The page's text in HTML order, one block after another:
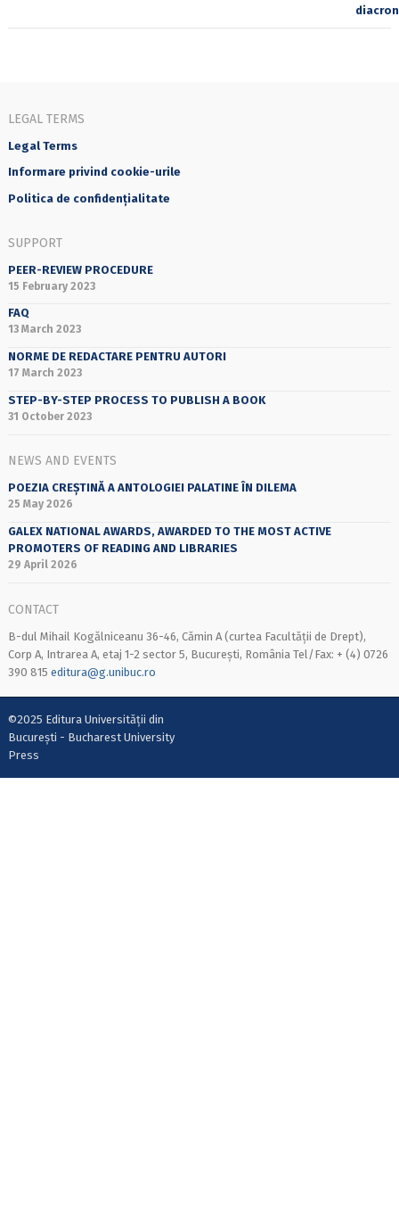
LEGAL TERMS
Legal Terms
Informare privind cookie-urile
Politica de confidențialitate
SUPPORT
PEER-REVIEW PROCEDURE
15 February 2023
FAQ
13 March 2023
NORME DE REDACTARE PENTRU AUTORI
17 March 2023
STEP-BY-STEP PROCESS TO PUBLISH A BOOK
31 October 2023
NEWS AND EVENTS
POEZIA CREȘTINĂ A ANTOLOGIEI PALATINE ÎN DILEMA
25 May 2026
GALEX NATIONAL AWARDS, AWARDED TO THE MOST ACTIVE
PROMOTERS OF READING AND LIBRARIES
29 April 2026
CONTACT
B-dul Mihail Kogălniceanu 36-46, Cămin A (curtea Facultății de Drept),
Corp A, Intrarea A, etaj 1-2 sector 5, București, România Tel/Fax: + (4) 0726
390 815 editura@g.unibuc.ro
©2025 Editura Universității din
București - Bucharest University
Press